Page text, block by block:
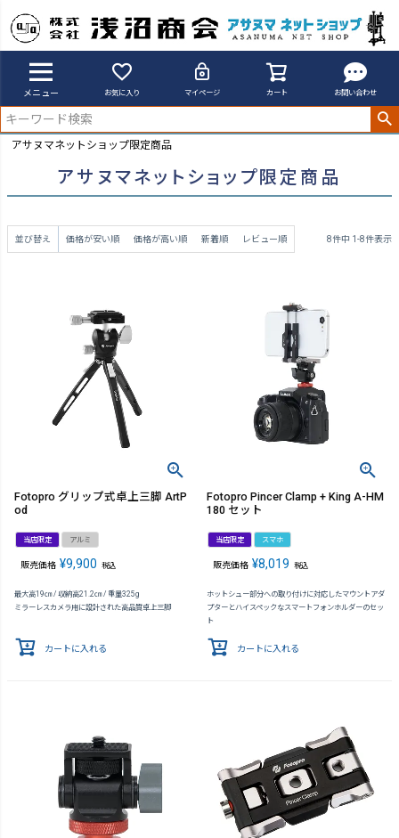
メニュー お気に入り マイページ カート お問い合わせ
アサヌマネットショップ限定商品
アサヌマネットショップ限定商品
並び替え 価格が安い順 価格が高い順 新着順 レビュー順 8件中 1 -8件表示
Fotopro グリップ式卓上三脚 ArtP
od
当店限定 アルミ
販売価格 ¥9,900 税込
最大高19㎝ / 収納高21.2㎝ / 重量325g
ミラーレスカメラ用に設計された高品質卓上三脚
カートに入れる
Fotopro Pincer Clamp + King A-HM
180 セット
当店限定 スマホ
販売価格 ¥8,019 税込
ホットシュー部分への取り付けに対応したマウントアダ
プターとハイスペックなスマートフォンホルダーのセッ
ト
カートに入れる